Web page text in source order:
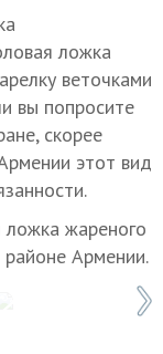
ложка
веточками
вы попросите
скорее
этот вид
жареного
районе Армении.